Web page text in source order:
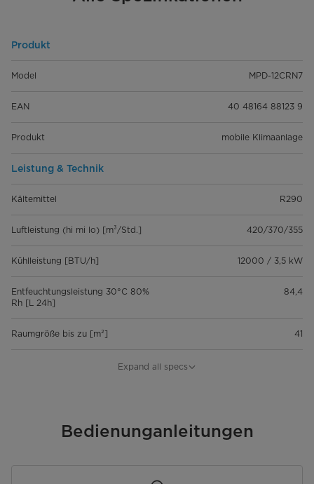
Produkt
Model MPD-12CRN7
EAN 40 48164 88123 9
Produkt mobile Klimaanlage
Leistung & Technik
Kältemittel R290
Luftleistung (hi mi lo) [m³/Std.] 420/370/355
Kühlleistung [BTU/h] 12000 / 3,5 kW
Entfeuchtungsleistung 30°C 80%
Rh [L 24h]
84,4
Raumgröße bis zu [m²] 41
Schalldruckpegel (hi/mi/lo)
Expand all specs
Bedienunganleitungen